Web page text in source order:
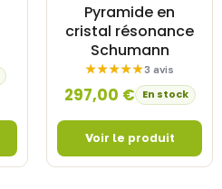
Pyramide en
cristal résonance
Schumann
3 avis
297,00 € En stock